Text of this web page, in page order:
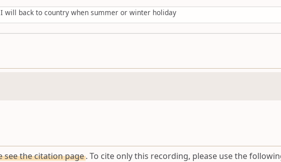
will back to country when summer or winter holiday
see the citation page. To cite only this recording, please use the